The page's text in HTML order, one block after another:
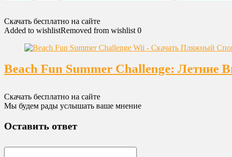
Скачать бесплатно на сайте
Added to wishlistRemoved from wishlist 0
Beach Fun Summer Challenge: Летние
Скачать бесплатно на сайте
Мы будем рады услышать ваше мнение
Оставить ответ